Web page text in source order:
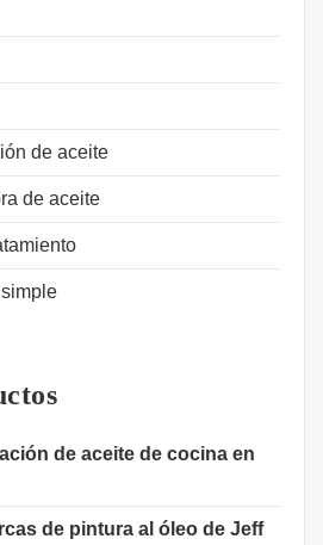
de aceite
de aceite
de aceite de cocina en
de pintura al óleo de Jeff